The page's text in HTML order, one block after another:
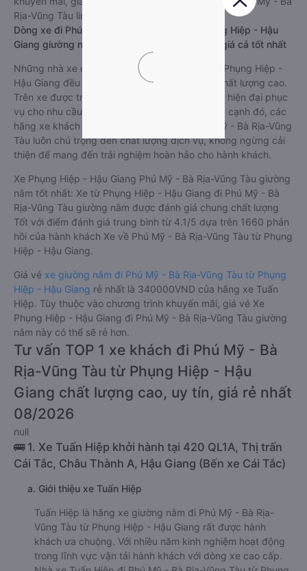
Rịa-Vũng Tàu limousine này có thể sẽ rẻ hơn
Dòng xe đi Phú Mỹ - Bà Rịa-Vũng Tàu từ Phụng Hiệp - Hậu
Giang giường nằm chất lượng cao: Thoải mái, giá cả tốt nhất
Những nhà xe đi Phú Mỹ - Bà Rịa-Vũng Tàu từ Phụng Hiệp -
Hậu Giang đều sở hữu những xe giường nằm chất lượng cao.
Trên xe được trang bị đầy đủ các trang thiết bị hiện đại phục
vụ cho nhu cầu di chuyển của hành khách. Bên cạnh đó, các
hãng xe khách Phụng Hiệp - Hậu Giang Phú Mỹ - Bà Rịa-Vũng
Tàu luôn chú trọng đến chất lượng dịch vụ, không ngừng cải
thiện để mang đến trải nghiệm hoàn hảo cho hành khách.
Xe Phụng Hiệp - Hậu Giang Phú Mỹ - Bà Rịa-Vũng Tàu giường
nằm tốt nhất: Xe từ Phụng Hiệp - Hậu Giang đi Phú Mỹ - Bà
Rịa-Vũng Tàu giường nằm được đánh giá chung chất lượng
Tốt với điểm đánh giá trung bình từ 4.1/5 dựa trên 1660 phản
hồi của hành khách Xe về Phú Mỹ - Bà Rịa-Vũng Tàu từ Phụng
Hiệp - Hậu Giang.
Giá vé xe giường nằm đi Phú Mỹ - Bà Rịa-Vũng Tàu từ Phụng
Hiệp - Hậu Giang rẻ nhất là 340000VND của hãng xe Tuấn
Hiệp. Tùy thuộc vào chương trình khuyến mãi, giá vé Xe
Phụng Hiệp - Hậu Giang đi Phú Mỹ - Bà Rịa-Vũng Tàu giường
nằm này có thể sẽ rẻ hơn.
Tư vấn TOP 1 xe khách đi Phú Mỹ - Bà
Rịa-Vũng Tàu từ Phụng Hiệp - Hậu
Giang chất lượng cao, uy tín, giá rẻ nhất
08/2026
null
🚌 1. Xe Tuấn Hiệp khởi hành tại 420 QL1A, Thị trấn
Cái Tắc, Châu Thành A, Hậu Giang (Bến xe Cái Tắc)
a. Giới thiệu xe Tuấn Hiệp
Tuấn Hiệp là hãng xe giường nằm đi Phú Mỹ - Bà Rịa-
Vũng Tàu từ Phụng Hiệp - Hậu Giang rất được hành
khách ưa chuộng. Với nhiều năm kinh nghiệm hoạt động
trong lĩnh vực vận tải hành khách với dòng xe cao cấp.